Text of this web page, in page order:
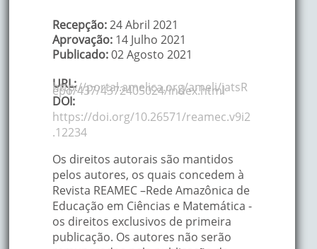
Recepção:24 Abril 2021
Aprovação: 14 Julho 2021
Publicado:02 Agosto 2021
URL:
http://portal.amelica.org/ameli/jatsR
epo/437/4372405024/index.html
DOI:
https://doi.org/10.26571/reamec.v9i2
.12234
Os direitos autorais são mantidos
pelos autores, os quais concedem à
Revista REAMEC –Rede Amazônica de
Educação em Ciências e Matemática -
os direitos exclusivos de primeira
publicação. Os autores não serão